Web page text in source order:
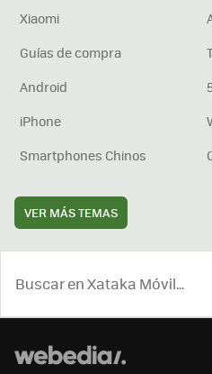
Xiaomi
Guías de compra
Android
iPhone
Smartphones Chinos
VER MÁS TEMAS